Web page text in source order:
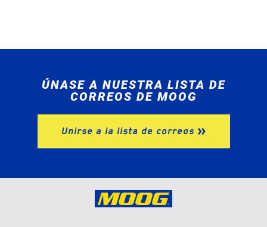
ÚNASE A NUESTRA LISTA DE
CORREOS DE MOOG
Unirse a la lista de correos